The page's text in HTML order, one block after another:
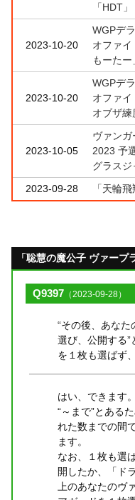
「HDT
2023-10-20
WGPデ
オファ
もーた
2023-10-20
WGPデ
オファ
オブザ
2023-10-05
ヴァンガ
2023 予
グラスジ
2023-09-28
「天輪
「聡慧の魔公子 ヴァー
Q9397 （2023-09-28）
“その後、あな
選び、公開する”
を１枚も選ばず
はい、できます。
“～まで”とある
れた数までの間
ます。
なお、１枚も選
開したか、「ド
上のあなたのヴ